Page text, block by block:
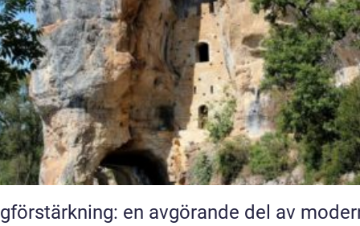
en avgörande del av